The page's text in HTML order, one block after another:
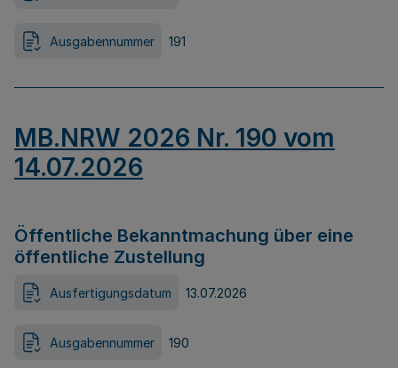
Ausgabennummer 191
MB.NRW 2026 Nr. 190 vom
14.07.2026
Öffentliche Bekanntmachung über eine
öffentliche Zustellung
Ausfertigungsdatum 13.07.2026
Ausgabennummer 190